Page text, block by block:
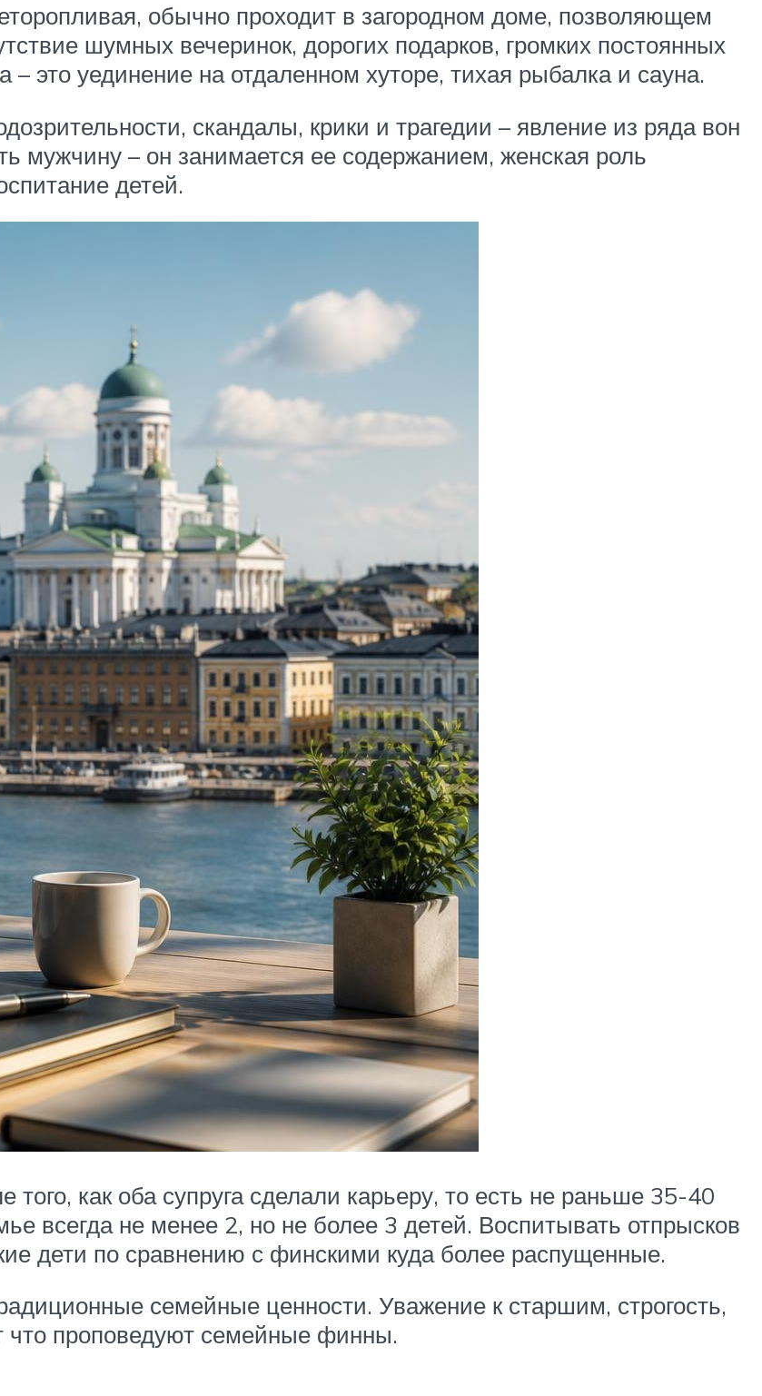
обычно проходит в загородном доме, позволяющем
шумных вечеринок, дорогих подарков, громких постоянных
это уединение на отдаленном хуторе, тихая рыбалка и сауна.
скандалы, крики и трагедии – явление из ряда вон
мужчину – он занимается ее содержанием, женская роль
детей.
того, как оба супруга сделали карьеру, то есть не раньше 35-40
всегда не менее 2, но не более 3 детей. Воспитывать отпрысков
дети по сравнению с финскими куда более распущенные.
семейные ценности. Уважение к старшим, строгость,
что проповедуют семейные финны.